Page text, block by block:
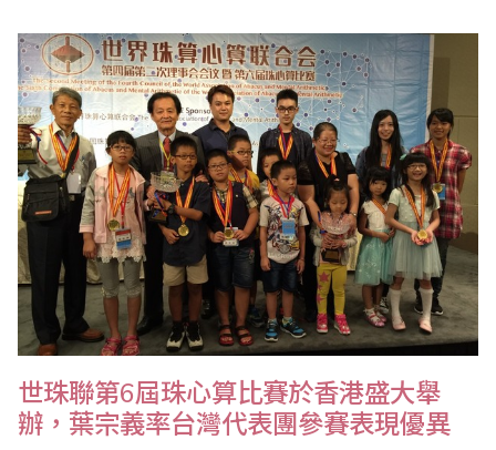
印尼、新加坡、香港等海外代表團以及大陸的兩岸組共達12支，其
中日本2團隊是首次參加者，受到國內珠算界熱烈歡迎。此外，因逢
我國的祖父母節，會中也舉辦祖孫樂活珠算..
世珠聯第6屆珠心算比賽於香港盛大舉
辦，葉宗義率台灣代表團參賽表現優異